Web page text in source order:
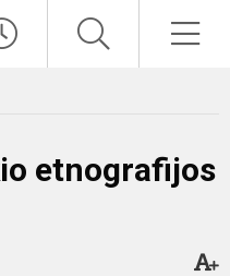
etnografijos